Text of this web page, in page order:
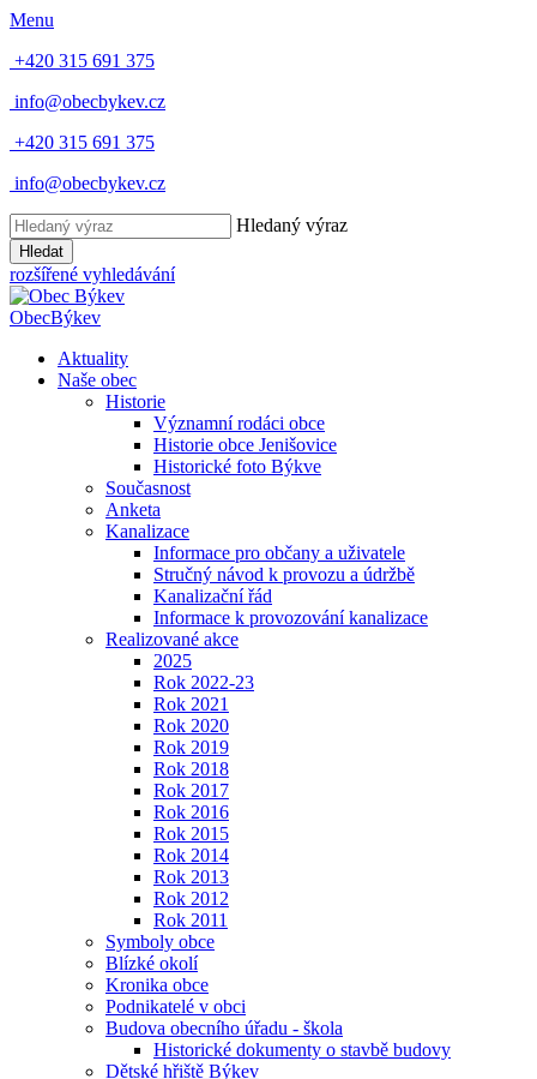
Menu
+420 315 691 375
info@obecbykev.cz
+420 315 691 375
info@obecbykev.cz
Hledaný výraz
Hledat
rozšířené vyhledávání
ObecBýkev
Aktuality
Naše obec
Historie
Významní rodáci obce
Historie obce Jenišovice
Historické foto Býkve
Současnost
Anketa
Kanalizace
Informace pro občany a uživatele
Stručný návod k provozu a údržbě
Kanalizační řád
Informace k provozování kanalizace
Realizované akce
2025
Rok 2022-23
Rok 2021
Rok 2020
Rok 2019
Rok 2018
Rok 2017
Rok 2016
Rok 2015
Rok 2014
Rok 2013
Rok 2012
Rok 2011
Symboly obce
Blízké okolí
Kronika obce
Podnikatelé v obci
Budova obecního úřadu - škola
Historické dokumenty o stavbě budovy
Dětské hřiště Býkev